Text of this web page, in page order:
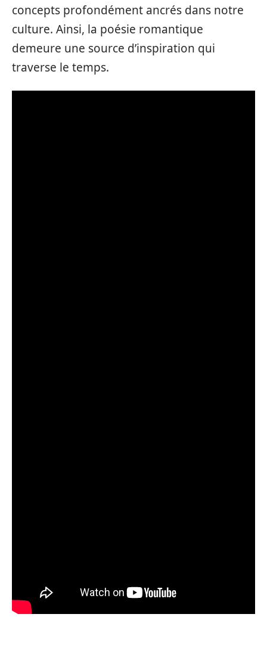
concepts profondément ancrés dans notre
culture. Ainsi, la poésie romantique
demeure une source d’inspiration qui
traverse le temps.